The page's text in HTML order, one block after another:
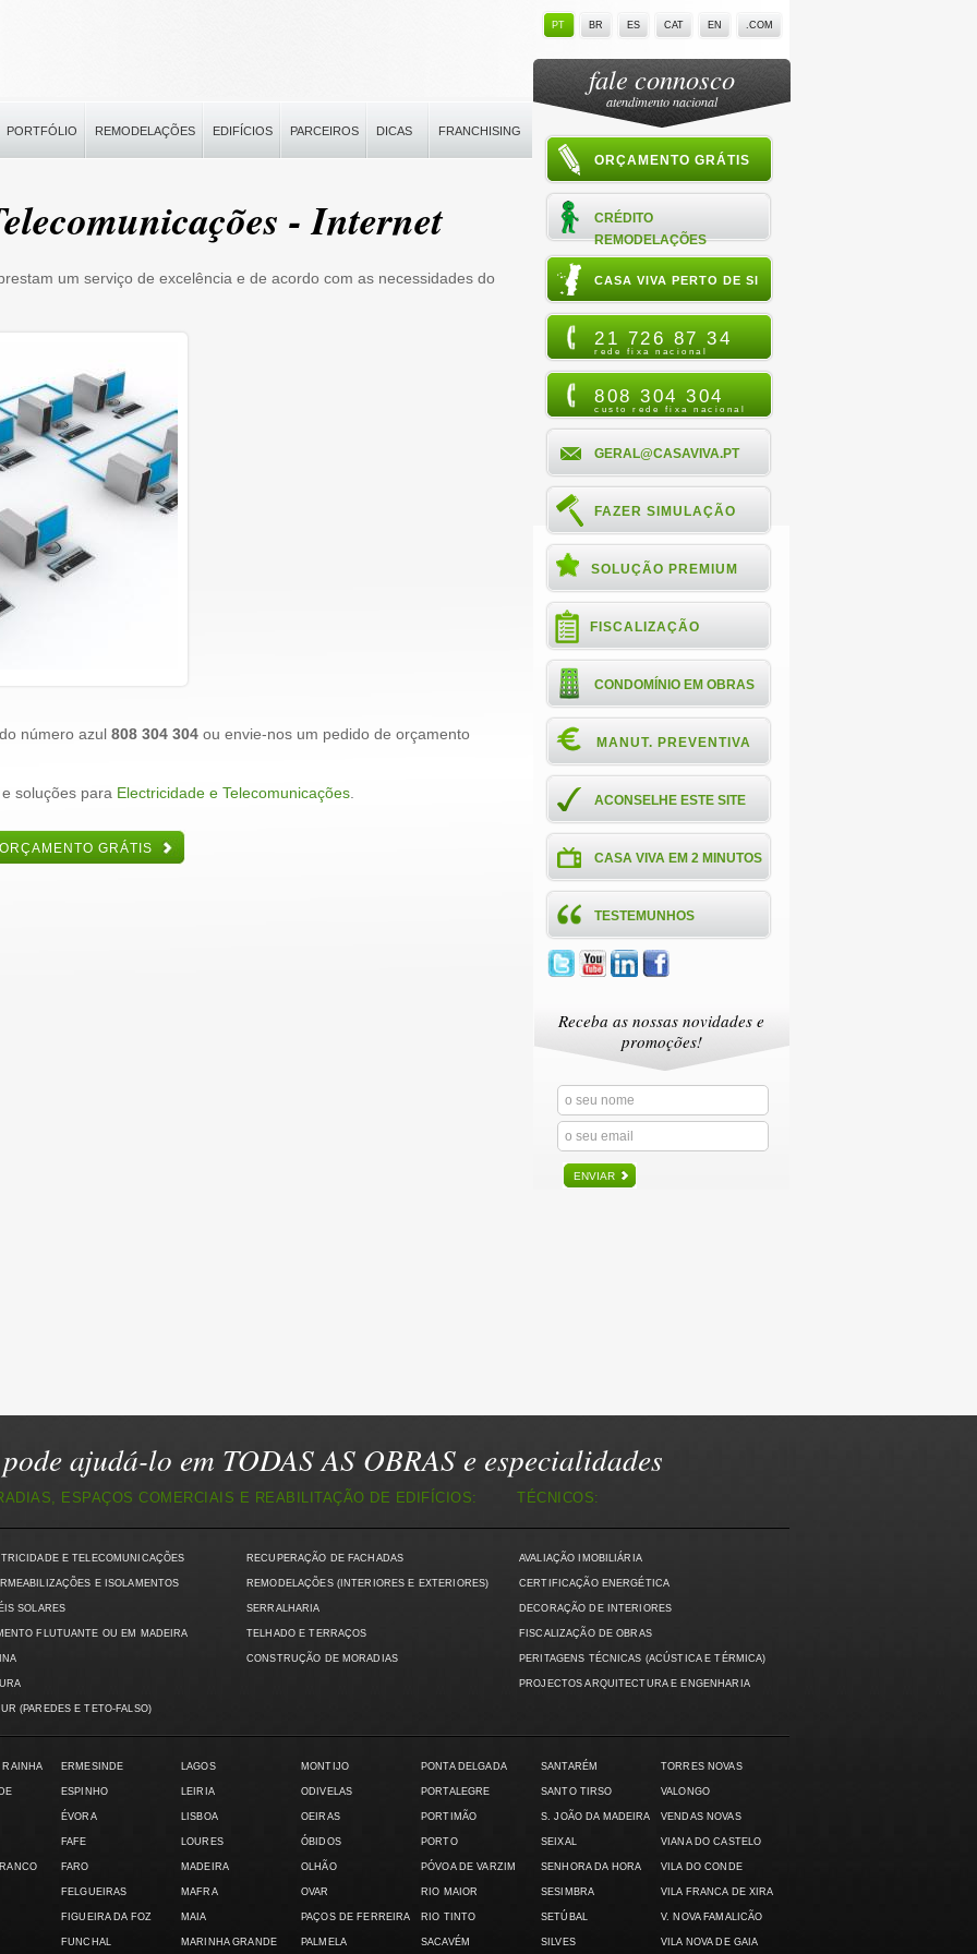
PT BR ES CAT EN .COM
PORTFÓLIO REMODELAÇÕES EDIFÍCIOS PARCEIROS DICAS FRANCHISING
- Internet
um serviço de excelência e de acordo com as necessidades do
número azul 808 304 304 ou envie-nos um pedido de orçamento
soluções para Electricidade e Telecomunicações
GRÁTIS
fale connosco
atendimento nacional
ORÇAMENTO GRÁTIS
CRÉDITO
REMODELAÇÕES
CASA VIVA PERTO DE SI
21 726 87 34
rede fixa nacional
808 304 304
custo rede fixa nacional
GERAL@CASAVIVA.PT
FAZER SIMULAÇÃO
SOLUÇÃO PREMIUM
FISCALIZAÇÃO
CONDOMÍNIO EM OBRAS
MANUT. PREVENTIVA
ACONSELHE ESTE SITE
CASA VIVA EM 2 MINUTOS
TESTEMUNHOS
Receba as nossas novidades e
promoções!
ENVIAR
ajudá-lo em TODAS AS OBRAS e especialidades
ESPAÇOS COMERCIAIS E REABILITAÇÃO DE EDIFÍCIOS: TÉCNICOS:
E TELECOMUNICAÇÕES
E ISOLAMENTOS
SOLARES
FLUTUANTE OU EM MADEIRA
(PAREDES E TETO-FALSO)
RECUPERAÇÃO DE FACHADAS
REMODELAÇÕES (INTERIORES E EXTERIORES)
SERRALHARIA
TELHADO E TERRAÇOS
CONSTRUÇÃO DE MORADIAS
AVALIAÇÃO IMOBILIÁRIA
CERTIFICAÇÃO ENERGÉTICA
DECORAÇÃO DE INTERIORES
FISCALIZAÇÃO DE OBRAS
PERITAGENS TÉCNICAS (ACÚSTICA E TÉRMICA)
PROJECTOS ARQUITECTURA E ENGENHARIA
RAINHA ERMESINDE
ESPINHO
ÉVORA
FAFE
FARO
FELGUEIRAS
FIGUEIRA DA FOZ
FUNCHAL
LAGOS
LEIRIA
LISBOA
LOURES
MADEIRA
MAFRA
MAIA
MARINHA GRANDE
MONTIJO
ODIVELAS
OEIRAS
ÓBIDOS
OLHÃO
OVAR
PAÇOS DE FERREIRA
PALMELA
PONTA DELGADA
PORTALEGRE
PORTIMÃO
PORTO
PÓVOA DE VARZIM
RIO MAIOR
RIO TINTO
SACAVÉM
SANTARÉM
SANTO TIRSO
S. JOÃO DA MADEIRA
SEIXAL
SENHORA DA HORA
SESIMBRA
SETÚBAL
SILVES
TORRES NOVAS
VALONGO
VENDAS NOVAS
VIANA DO CASTELO
VILA DO CONDE
VILA FRANCA DE XIRA
V. NOVA FAMALICÃO
VILA NOVA DE GAIA